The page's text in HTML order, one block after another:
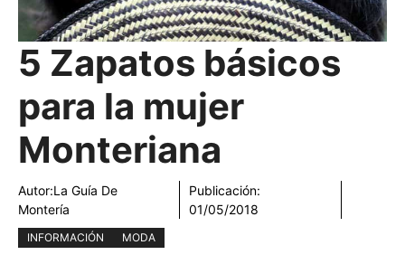
5 Zapatos básicos
para la mujer
Monteriana
Autor:La Guía De
Montería
Publicación:
01/05/2018
INFORMACIÓN MODA